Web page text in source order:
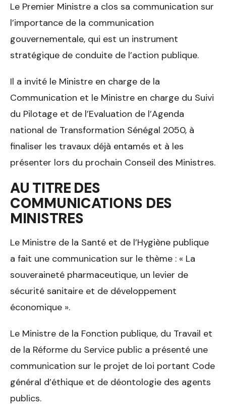
Le Premier Ministre a clos sa communication sur
l’importance de la communication
gouvernementale, qui est un instrument
stratégique de conduite de l’action publique.
Il a invité le Ministre en charge de la
Communication et le Ministre en charge du Suivi
du Pilotage et de l’Evaluation de l’Agenda
national de Transformation Sénégal 2050, à
finaliser les travaux déjà entamés et à les
présenter lors du prochain Conseil des Ministres.
AU TITRE DES
COMMUNICATIONS DES
MINISTRES
Le Ministre de la Santé et de l’Hygiène publique
a fait une communication sur le thème : « La
souveraineté pharmaceutique, un levier de
sécurité sanitaire et de développement
économique ».
Le Ministre de la Fonction publique, du Travail et
de la Réforme du Service public a présenté une
communication sur le projet de loi portant Code
général d’éthique et de déontologie des agents
publics.